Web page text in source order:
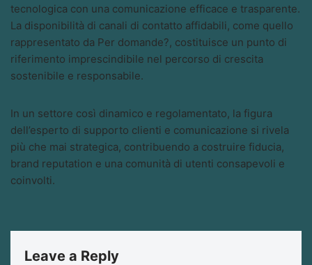
tecnologica con una comunicazione efficace e trasparente.
La disponibilità di canali di contatto affidabili, come quello
rappresentato da Per domande?, costituisce un punto di
riferimento imprescindibile nel percorso di crescita
sostenibile e responsabile.
In un settore così dinamico e regolamentato, la figura
dell’esperto di supporto clienti e comunicazione si rivela
più che mai strategica, contribuendo a costruire fiducia,
brand reputation e una comunità di utenti consapevoli e
coinvolti.
Leave a Reply